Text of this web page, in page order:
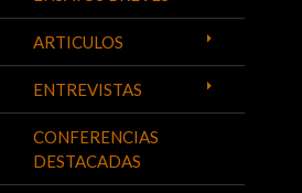
ARTICULOS
ENTREVISTAS
CONFERENCIAS
DESTACADAS